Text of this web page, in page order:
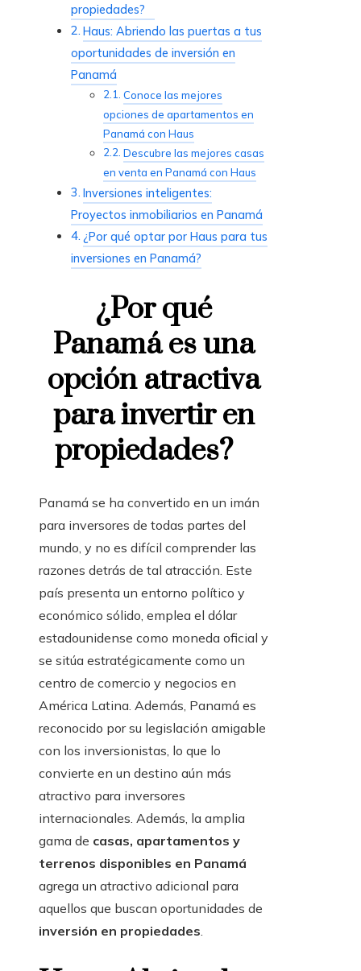
propiedades?
Haus: Abriendo las puertas a tus
oportunidades de inversión en
Panamá
Conoce las mejores
opciones de apartamentos en
Panamá con Haus
Descubre las mejores casas
en venta en Panamá con Haus
Inversiones inteligentes:
Proyectos inmobiliarios en Panamá
¿Por qué optar por Haus para tus
inversiones en Panamá?
¿Por qué
Panamá es una
opción atractiva
para invertir en
propiedades?
Panamá se ha convertido en un imán
para inversores de todas partes del
mundo, y no es difícil comprender las
razones detrás de tal atracción. Este
país presenta un entorno político y
económico sólido, emplea el dólar
estadounidense como moneda oficial y
se sitúa estratégicamente como un
centro de comercio y negocios en
América Latina. Además, Panamá es
reconocido por su legislación amigable
con los inversionistas, lo que lo
convierte en un destino aún más
atractivo para inversores
internacionales. Además, la amplia
gama de casas, apartamentos y
terrenos disponibles en Panamá
agrega un atractivo adicional para
aquellos que buscan oportunidades de
inversión en propiedades.